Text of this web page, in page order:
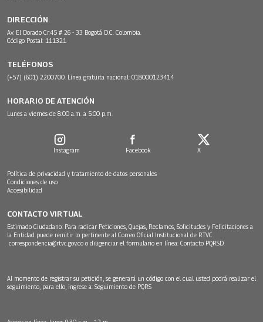
DIRECCIÓN
Av. El Dorado Cr.45 # 26 - 33 Bogotá D.C. Colombia.
Código Postal: 111321
TELÉFONOS
(+57) (601) 2200700. Línea gratuita nacional: 018000123414
HORARIO DE ATENCIÓN
Lunes a viernes de 8:00 a.m. a 5:00 p.m.
Instagram Facebook X
Política de privacidad y tratamiento de datos personales
Condiciones de uso
Accesibilidad
CONTACTO VIRTUAL
Estimado Ciudadano: Para radicar Peticiones, Quejas, Reclamos, Solicitudes y Felicitaciones a
la Entidad puede remitir lo pertinente al Correo Oficial Institucional de RTVC
correspondencia@rtvc.gov.co o diligenciar el formulario en línea: Contacto PQRSD.
Al momento de registrar su petición, se generará un código con el cual usted podrá realizar el
seguimiento, para ello, ingrese a: Seguimiento de PQRS